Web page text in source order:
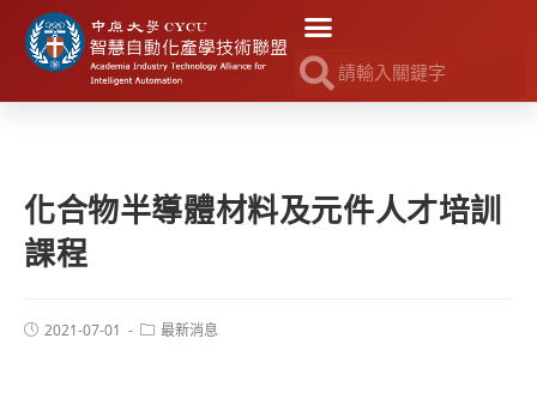
化合物半導體材料及元件人才培訓
課程
2021-07-01 最新消息